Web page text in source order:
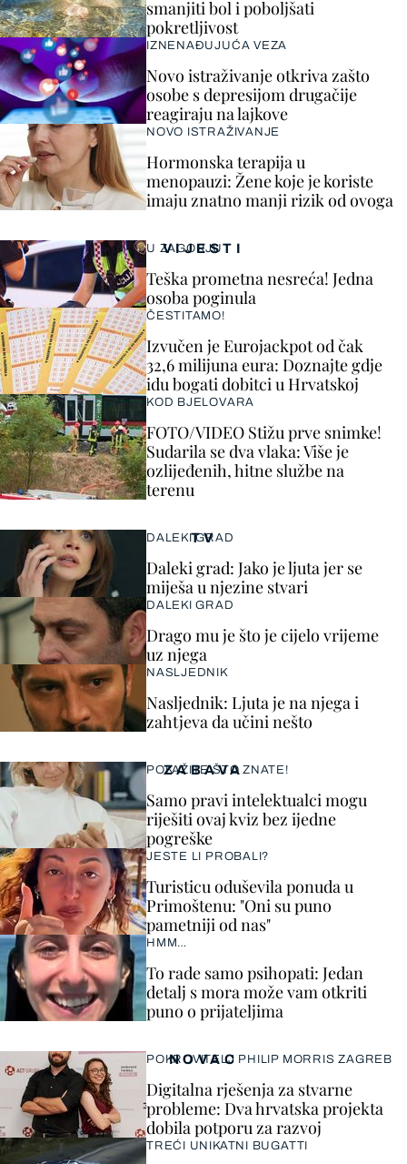
VIJESTI
U ZAGORJU
Teška prometna nesreća! Jedna
osoba poginula
ČESTITAMO!
Izvučen je Eurojackpot od čak
32,6 milijuna eura: Doznajte gdje
idu bogati dobitci u Hrvatskoj
KOD BJELOVARA
FOTO/VIDEO Stižu prve snimke!
Sudarila se dva vlaka: Više je
ozlijeđenih, hitne službe na
terenu
smanjiti bol i poboljšati
pokretljivost
IZNENAĐUJUĆA VEZA
Novo istraživanje otkriva zašto
osobe s depresijom drugačije
reagiraju na lajkove
NOVO ISTRAŽIVANJE
Hormonska terapija u
menopauzi: Žene koje je koriste
imaju znatno manji rizik od ovoga
ZABAVA
POKAŽITE ŠTO ZNATE!
Samo pravi intelektualci mogu
riješiti ovaj kviz bez ijedne
pogreške
JESTE LI PROBALI?
Turisticu oduševila ponuda u
Primoštenu: "Oni su puno
pametniji od nas"
HMM…
To rade samo psihopati: Jedan
detalj s mora može vam otkriti
puno o prijateljima
TV
DALEKI GRAD
Daleki grad: Jako je ljuta jer se
miješa u njezine stvari
DALEKI GRAD
Drago mu je što je cijelo vrijeme
uz njega
NASLJEDNIK
Nasljednik: Ljuta je na njega i
zahtjeva da učini nešto
NOVAC
POKROVITELJ PHILIP MORRIS ZAGREB
Digitalna rješenja za stvarne
probleme: Dva hrvatska projekta
dobila potporu za razvoj
TREĆI UNIKATNI BUGATTI